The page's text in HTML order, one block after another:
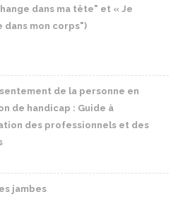
dans ma tête" et « Je
dans mon corps")
de la personne en
de handicap : Guide à
des professionnels et des
jambes